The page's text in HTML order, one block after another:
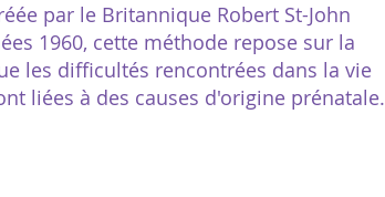
par le Britannique Robert St-John
1960, cette méthode repose sur la
les difficultés rencontrées dans la vie
liées à des causes d'origine prénatale.